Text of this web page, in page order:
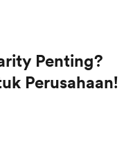
Penting?
Perusahaan!